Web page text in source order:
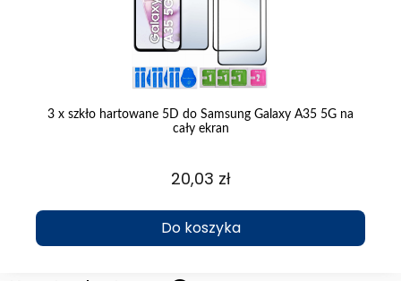
3 x szkło hartowane 5D do Samsung Galaxy A35 5G na
cały ekran
20,03 zł
Do koszyka